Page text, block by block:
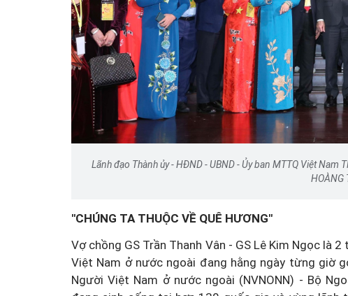
Lãnh đạo Thành ủy - HĐND - UBND - Ủy ban MTTQ Việt
HOÀNG
"CHÚNG TA THUỘC VỀ QUÊ HƯƠNG"
Vợ chồng GS Trần Thanh Vân - GS Lê Kim Ngọc
Việt Nam ở nước ngoài đang hằng ngày từng giờ
Người Việt Nam ở nước ngoài (NVNONN) - Bộ
Thâm nhập những quán game
xuyên đêm bất chấp lệnh cấm